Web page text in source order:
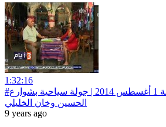
1:32:16
#ثلاث‪_‬أيام | الحلقة الكاملة 1 أغسطس 2014 | جولة سياحية بشوارع
الحسين وخان الخليلي
9 years ago